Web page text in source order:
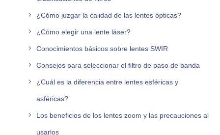
¿Cómo juzgar la calidad de las lentes ópticas?
¿Cómo elegir una lente láser?
Conocimientos básicos sobre lentes SWIR
Consejos para seleccionar el filtro de paso de banda
¿Cuál es la diferencia entre lentes esféricas y
asféricas?
Los beneficios de los lentes zoom y las precauciones al
usarlos